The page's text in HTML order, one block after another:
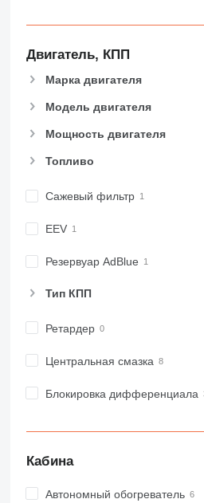
963
973
980
988
990
AP
CS
E-series
GC
MH
PM
V-series
Двигатель, КПП
Марка двигателя
Модель двигателя
Мощность двигателя
Топливо
Сажевый фильтр
EEV
Резервуар AdBlue
Тип КПП
Ретардер
Центральная смазка
Блокировка дифференциала
Кабина
Автономный обогреватель